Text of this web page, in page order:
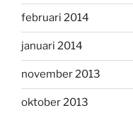
februari 2014
januari 2014
november 2013
oktober 2013